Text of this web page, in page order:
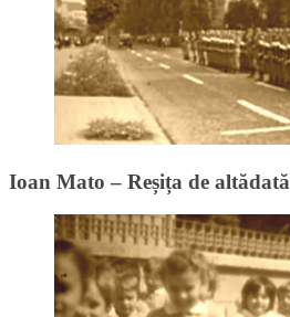
Ioan Mato – Reșița de altădată